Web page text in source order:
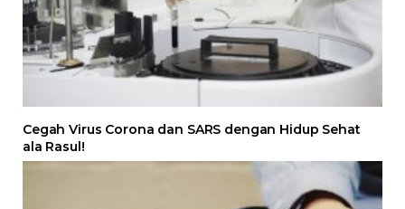
Cegah Virus Corona dan SARS dengan Hidup Sehat
ala Rasul!